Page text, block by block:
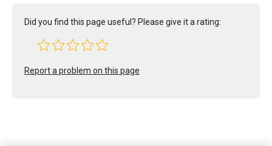
Did you find this page useful? Please give it a rating:
Report a problem on this page